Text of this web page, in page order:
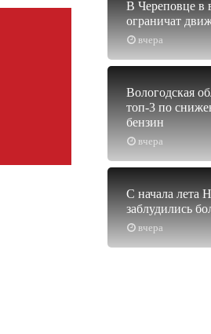
вчера
В Череповце в
ограничат
вчера
Вологодская
топ-3 по
бензин
вчера
С начала лета
заблудились